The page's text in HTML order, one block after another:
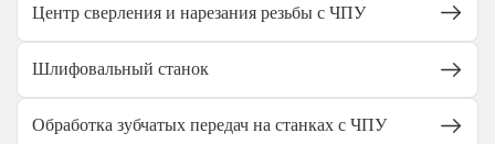
Центр сверления и нарезания резьбы с ЧПУ
Шлифовальный станок
Обработка зубчатых передач на станках с ЧПУ